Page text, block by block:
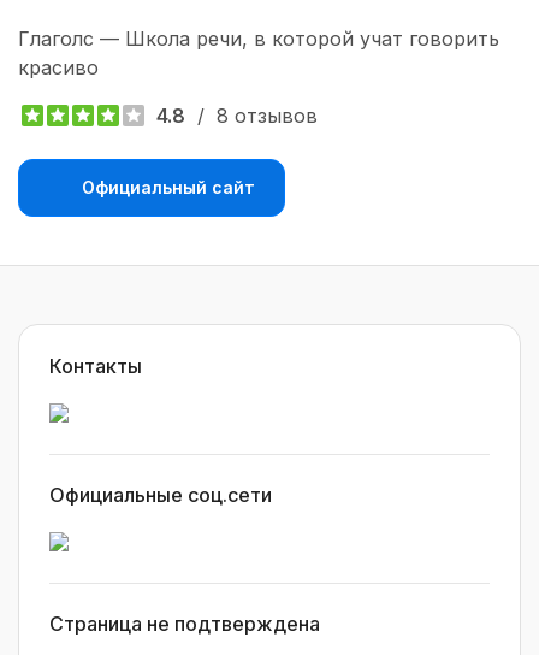
Глаголс — Школа речи, в которой учат говорить
красиво
4.8 / 8 отзывов
Официальный сайт
Контакты
Официальные соц.сети
Страница не подтверждена